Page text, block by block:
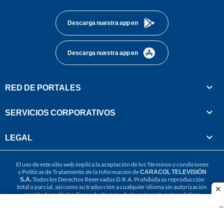
Descarga nuestra app en
Descarga nuestra app en
RED DE PORTALES
SERVICIOS CORPORATIVOS
LEGAL
El uso de este sitio web implica la aceptación de losTérminos y condiciones
y Políticas de Tratamiento de la Información deCARACOL TELEVISIÓN
S.A.Todos los Derechos Reservados D.R.A. Prohibida su reproducción
total o parcial, así como su traducción a cualquier idioma sin autorización
escrita de su titular. Reproduction in whole or in part, or translation